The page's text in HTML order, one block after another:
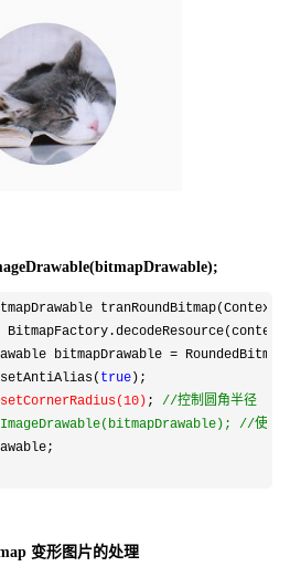
bitmapDrawable
=
true);
10) ; //
//使用
变形图片的处理